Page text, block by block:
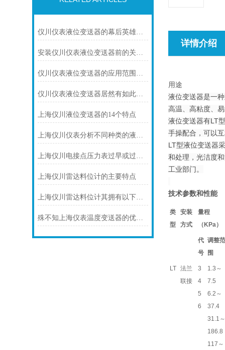
仪川仪表液位变送器的幕后英雄：关键组成部分大曝光！
安装仪川仪表液位变送器前的关键步骤，确保设备运行无忧！
仪川仪表液位变送器的应用范围涵盖了多个行业和领域
仪川仪表液位变送器居然有如此之多的特点
上海仪川液位变送器的14个特点
上海仪川仪表分析不同种类的液位变送器
上海仪川电接点压力表过早或过晚发生信号
上海仪川雷达料位计的主要特点
上海仪川雷达料位计其拥有以下几大特点
殊不知上海仪表温度变送器的优势是这样的
详情介绍
用途
液位变送器是一
高温、高粘度、
液位变送器有LT
手操配合，可以
LT型液位变送器
和处理，光洁度
工业部门。
技术参数和性能
类
型
安装
方式
量程
（KPa）
代
号
调整范
围
LT 法兰
联接
3
4
5
6
1.3～
7.5
6.2～
37.4
31.1～
186.8
117～